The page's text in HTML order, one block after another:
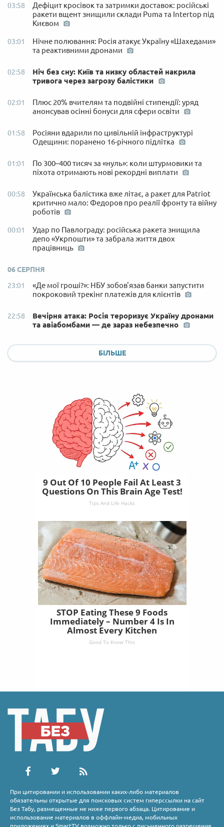
03:58
Дефіцит кросівок та затримки доставок: російські
ракети вщент знищили склади Puma та Intertop під
Києвом
03:01
Нічне полювання: Росія атакує Україну «Шахедами»
та реактивними дронами
02:58
Ніч без сну: Київ та низку областей накрила
тривога через загрозу балістики
02:01
Плюс 20% вчителям та подвійні стипендії: уряд
анонсував осінні бонуси для сфери освіти
01:58
Росіяни вдарили по цивільній інфраструктурі
Одещини: поранено 16-річного підлітка
01:01
По 300–400 тисяч за «нуль»: коли штурмовики та
піхота отримають нові рекордні виплати
00:58
Українська балістика вже літає, а ракет для Patriot
критично мало: Федоров про реалії фронту та війну
роботів
00:01
Удар по Павлограду: російська ракета знищила
депо «Укрпошти» та забрала життя двох
працівниць
06 СЕРПНЯ
23:01
«Де мої гроші?»: НБУ зобов'язав банки запустити
покроковий трекінг платежів для клієнтів
22:58
Вечірня атака: Росія тероризує Україну дронами
та авіабомбами — де зараз небезпечно
БІЛЬШЕ
9 Out Of 10 People Fail At Least 3
Questions On This Brain Age Test!
Tips And Life Hacks
STOP Eating These 9 Foods
Immediately – Number 4 Is In
Almost Every Kitchen
Good To Know This
При цитировании и использовании каких-либо материалов
обязательны открытые для поисковых систем гиперссылки на сайт
Без Табу, размещенные не ниже первого абзаца. Цитирование и
использование материалов в оффлайн-медиа, мобильных